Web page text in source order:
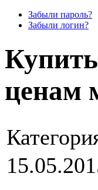
Забыли пароль?
Забыли логин?
ценам